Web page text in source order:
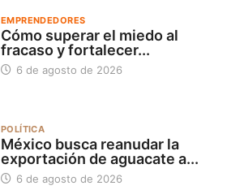
EMPRENDEDORES
Cómo superar el miedo al
fracaso y fortalecer...
6 de agosto de 2026
POLÍTICA
México busca reanudar la
exportación de aguacate a...
6 de agosto de 2026